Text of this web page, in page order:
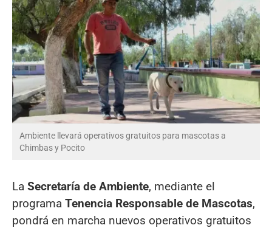
Ambiente llevará operativos gratuitos para mascotas a
Chimbas y Pocito
La Secretaría de Ambiente, mediante el
programa Tenencia Responsable de Mascotas,
pondrá en marcha nuevos operativos gratuitos